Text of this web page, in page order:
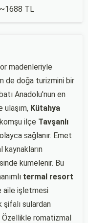
~1688 TL
madenleriyle
de doğa turizmini bir
Anadolu'nun en
ulaşım, Kütahya
ilçe Tavşanlı
sağlanır. Emet
kümelenir. Bu
termal resort
aile işletmesi
şifalı sulardan
Özellikle romatizmal